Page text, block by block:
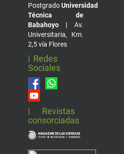
PostgradoUniversidad
Técnica de
Babahoyo | Av.
Universitaria, Km.
2,5 vía Flores
| Redes
Sociales
| Revistas
consorciadas